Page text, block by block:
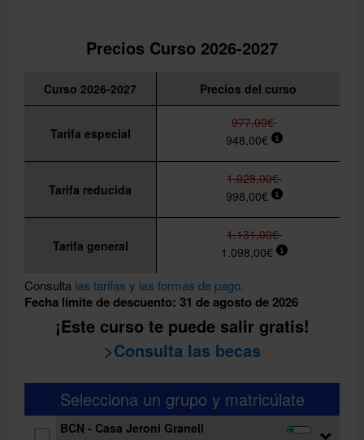
Precios Curso 2026-2027
Curso 2026-2027 Precios del curso
Tarifa especial
977,00€
948,00€
Tarifa reducida
1.028,00€
998,00€
Tarifa general
1.131,00€
1.098,00€
Consulta las tarifas y las formas de pago.
Fecha límite de descuento: 31 de agosto de 2026
¡Este curso te puede salir gratis!
>Consulta las becas
Selecciona un grupo y matricúlate
BCN - Casa Jeroni Granell